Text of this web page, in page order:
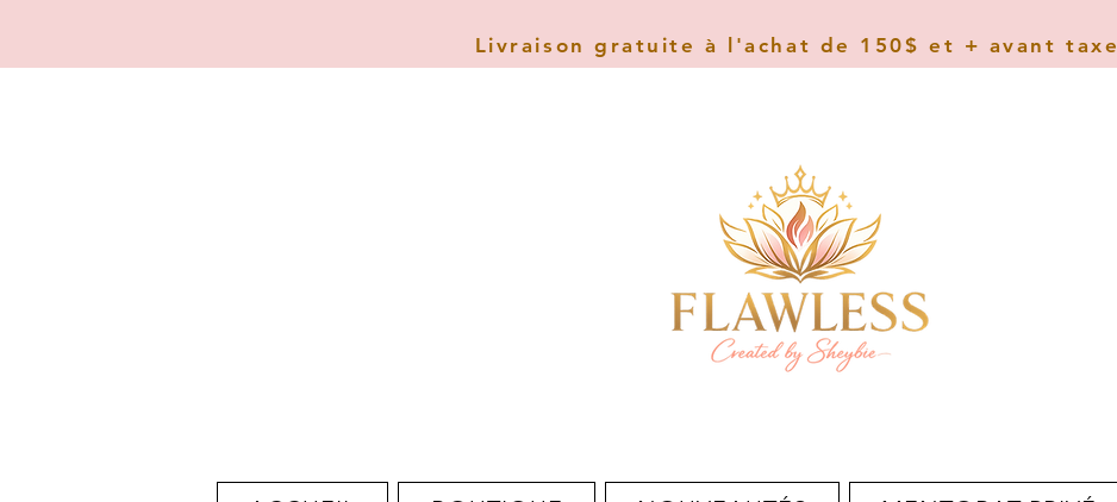
Livraison gratuite à l'achat de 150$ et + avant taxe